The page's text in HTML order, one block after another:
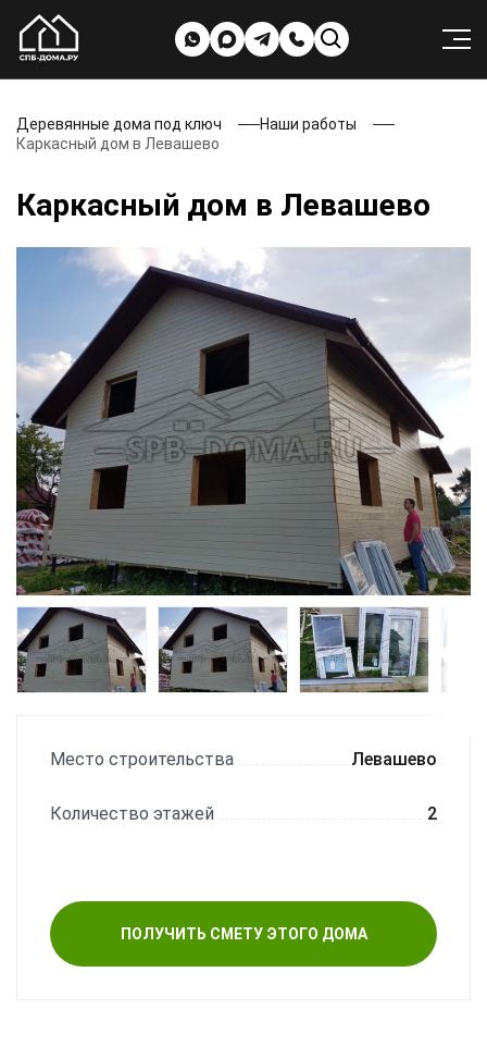
Деревянные дома под ключ
Наши работы
Каркасный дом в Левашево
Каркасный дом в Левашево
Место строительства Левашево
Количество этажей 2
ПОЛУЧИТЬ СМЕТУ ЭТОГО ДОМА